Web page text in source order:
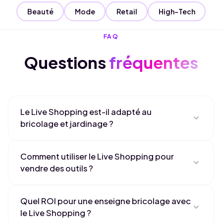
Beauté Mode Retail High-Tech
FAQ
Questionsfréquentes
Le Live Shopping est-il adapté au
bricolage et jardinage ?
expand_more
performants en live commerce. Les démonstrations
d'outils et tutoriels DIY en direct lèvent les freins à
supérieurs au e-commerce classique.
Comment utiliser le Live Shopping pour
vendre des outils ?
expand_more
des projets réels. Démonstrations de perceuses,
tondeuses, appareils de jardinage : les spectateurs
Quel ROI pour une enseigne bricolage avec
le Live Shopping ?
expand_more